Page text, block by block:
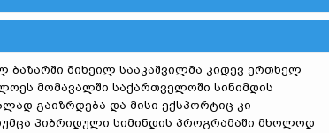
ბაზარში მიხეილ სააკაშვილმა კიდევ ერთხელ
მომავალში საქართველოში სინიმდის
გაიზრდება და მისი ექსპორტიც კი
ჰიბრიდული სიმინდის პროგრამაში მხოლოდ